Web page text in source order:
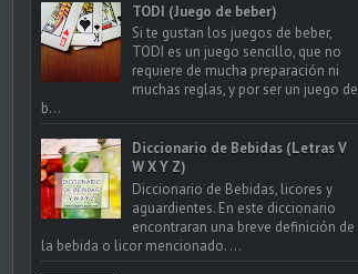
TODI (Juego de beber)
Si te gustan los juegos de beber,
TODI es un juego sencillo, que no
requiere de mucha preparación ni
muchas reglas, y por ser un juego de
b...
Diccionario de Bebidas (Letras V
W X Y Z)
Diccionario de Bebidas, licores y
aguardientes. En este diccionario
encontraran una breve definición de
la bebida o licor mencionado. ...